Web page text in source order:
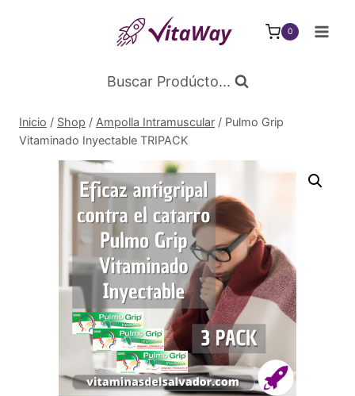
0
Buscar Prodúcto...
Inicio / Shop / Ampolla Intramuscular / Pulmo Grip
Vitaminado Inyectable TRIPACK